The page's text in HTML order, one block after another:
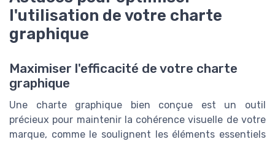
l'utilisation de votre charte
graphique
Maximiser l'efficacité de votre charte
graphique
Une charte graphique bien conçue est un outil
précieux pour maintenir la cohérence visuelle de votre
marque, comme le soulignent les éléments essentiels